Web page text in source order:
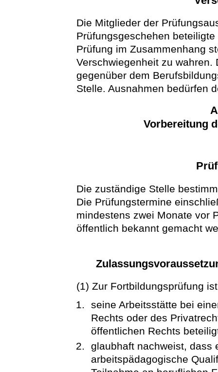
Die Mitglieder der
Prüfungsgeschehen
Prüfung im Zusammenhang
Verschwiegenheit zu
gegenüber dem
Stelle. Ausnahmen bedürfen
Vorbereitung
Die zuständige Stelle
Die Prüfungstermine
mindestens zwei Monate vor
öffentlich bekannt gemacht
(1) Zur Fortbildungsprüfung
seine Arbeitsstätte bei
Rechts oder des
öffentlichen Rechts
glaubhaft nachweist, dass
arbeitspädagogische